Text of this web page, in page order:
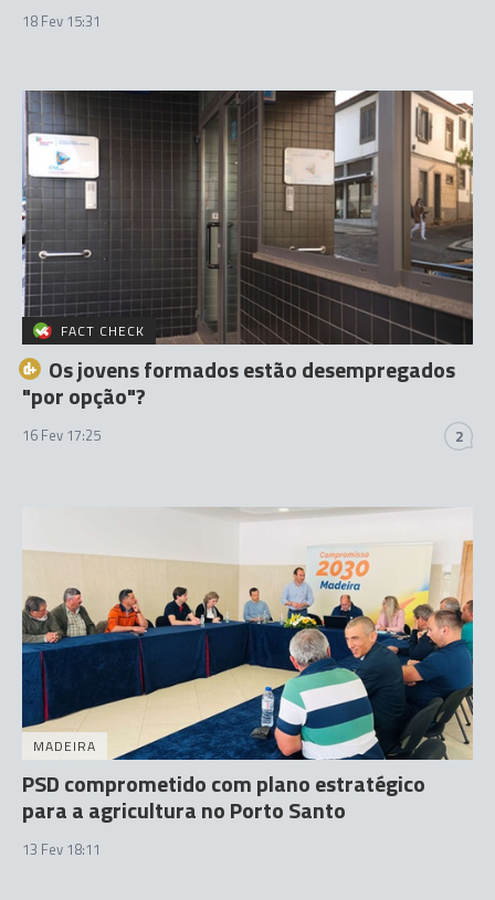
18 Fev 15:31
FACT CHECK
Os jovens formados estão desempregados
"por opção"?
16 Fev 17:25 2
MADEIRA
PSD comprometido com plano estratégico
para a agricultura no Porto Santo
13 Fev 18:11